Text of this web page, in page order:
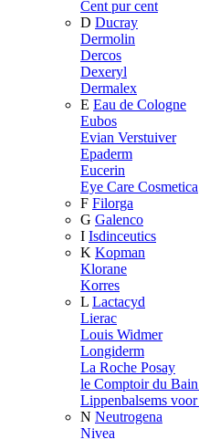
Cent pur cent
D Ducray
Dermolin
Dercos
Dexeryl
Dermalex
E Eau de Cologne
Eubos
Evian Verstuiver
Epaderm
Eucerin
Eye Care Cosmetica
F Filorga
G Galenco
I Isdinceutics
K Kopman
Klorane
Korres
L Lactacyd
Lierac
Louis Widmer
Longiderm
La Roche Posay
le Comptoir du
Lippenbalsems
N Neutrogena
Nivea